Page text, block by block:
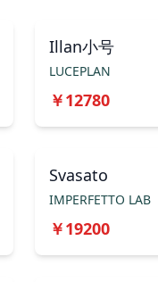
Illan小号
LUCEPLAN
￥12780
Svasato
IMPERFETTO LAB
￥19200